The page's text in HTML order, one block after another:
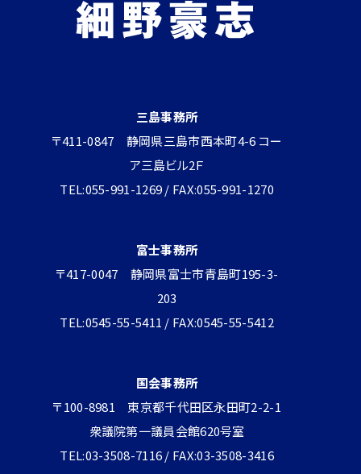
三島事務所
〒411-0847 静岡県三島市西本町4-6 コー
ア三島ビル2Ｆ
TEL:055-991-1269 / FAX:055-991-1270
富士事務所
〒417-0047 静岡県富士市青島町195-3-
203
TEL:0545-55-5411 / FAX:0545-55-5412
国会事務所
〒100-8981 東京都千代田区永田町2-2-1
衆議院第一議員会館620号室
TEL:03-3508-7116 / FAX:03-3508-3416